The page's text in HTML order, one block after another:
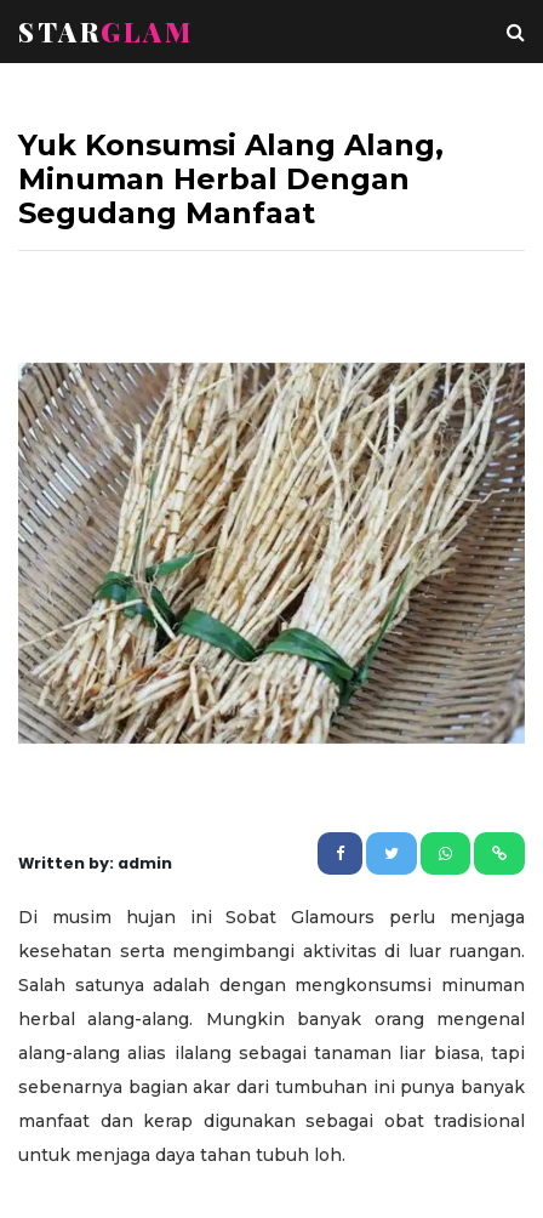
STARGLAM
Yuk Konsumsi Alang Alang,
Minuman Herbal Dengan
Segudang Manfaat
Written by: admin
Di musim hujan ini Sobat Glamours perlu menjaga
kesehatan serta mengimbangi aktivitas di luar ruangan.
Salah satunya adalah dengan mengkonsumsi minuman
herbal alang-alang. Mungkin banyak orang mengenal
alang-alang alias ilalang sebagai tanaman liar biasa, tapi
sebenarnya bagian akar dari tumbuhan ini punya banyak
manfaat dan kerap digunakan sebagai obat tradisional
untuk menjaga daya tahan tubuh loh.